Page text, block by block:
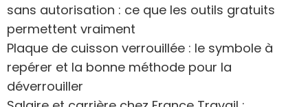
sans autorisation : ce que les outils gratuits
permettent vraiment
Plaque de cuisson verrouillée : le symbole à
repérer et la bonne méthode pour la
déverrouiller